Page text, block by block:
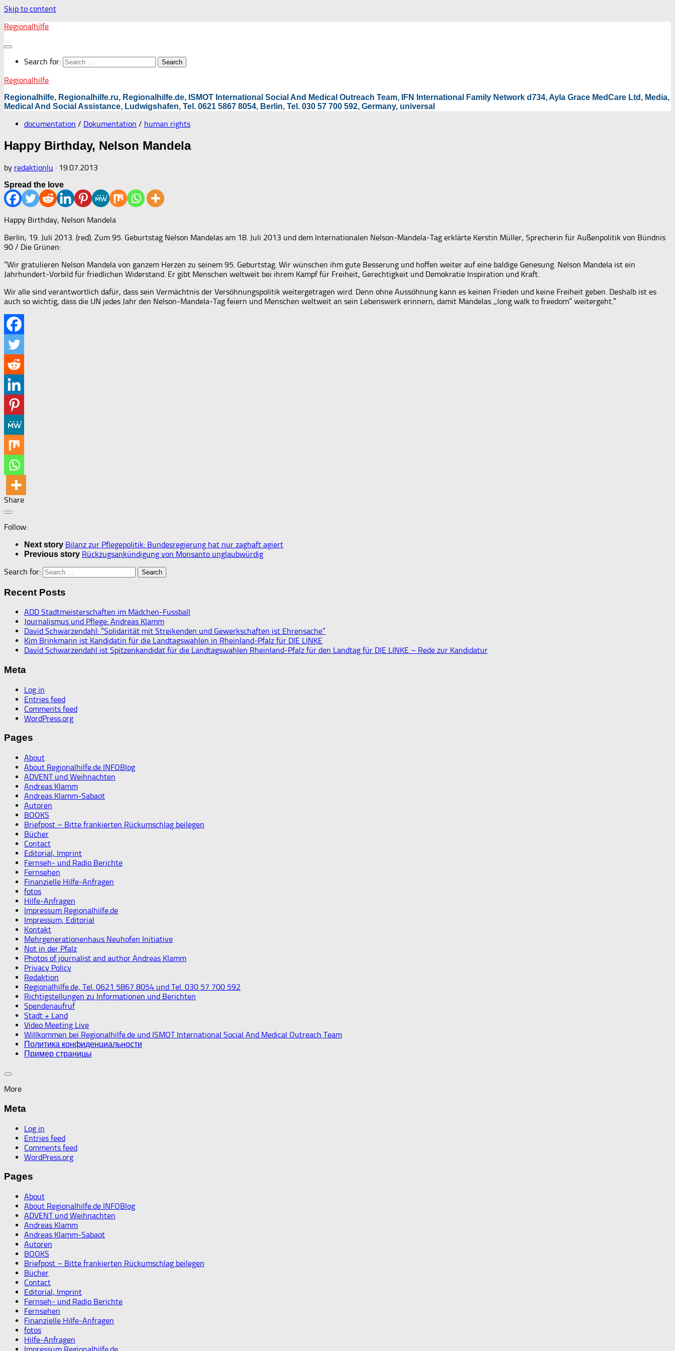
Skip to content
Regionalhilfe
Search for:
Regionalhilfe
Regionalhilfe, Regionalhilfe.ru, Regionalhilfe.de, ISMOT International Social And Medical Outreach Team, IFN International Family Network d734, Ayla Grace MedCare Ltd, Media,
Medical And Social Assistance, Ludwigshafen, Tel. 0621 5867 8054, Berlin, Tel. 030 57 700 592, Germany, universal
documentation / Dokumentation / human rights
Happy Birthday, Nelson Mandela
by redaktionlu · 19.07.2013
Spread the love
Happy Birthday, Nelson Mandela
Berlin, 19. Juli 2013. (red). Zum 95. Geburtstag Nelson Mandelas am 18. Juli 2013 und dem Internationalen Nelson-Mandela-Tag erklärte Kerstin Müller, Sprecherin für Außenpolitik von Bündnis
90 / Die Grünen:
“Wir gratulieren Nelson Mandela von ganzem Herzen zu seinem 95. Geburtstag. Wir wünschen ihm gute Besserung und hoffen weiter auf eine baldige Genesung. Nelson Mandela ist ein
Jahrhundert-Vorbild für friedlichen Widerstand. Er gibt Menschen weltweit bei ihrem Kampf für Freiheit, Gerechtigkeit und Demokratie Inspiration und Kraft.
Wir alle sind verantwortlich dafür, dass sein Vermächtnis der Versöhnungspolitik weitergetragen wird. Denn ohne Aussöhnung kann es keinen Frieden und keine Freiheit geben. Deshalb ist es
auch so wichtig, dass die UN jedes Jahr den Nelson-Mandela-Tag feiern und Menschen weltweit an sein Lebenswerk erinnern, damit Mandelas ,,long walk to freedom” weitergeht.”
Share
Follow:
Next story Bilanz zur Pflegepolitik: Bundesregierung hat nur zaghaft agiert
Previous story Rückzugsankündigung von Monsanto unglaubwürdig
Search for:
Recent Posts
ADD Stadtmeisterschaften im Mädchen-Fussball
Journalismus und Pflege: Andreas Klamm
David Schwarzendahl: “Solidarität mit Streikenden und Gewerkschaften ist Ehrensache”
Kim Brinkmann ist Kandidatin für die Landtagswahlen in Rheinland-Pfalz für DIE LINKE
David Schwarzendahl ist Spitzenkandidat für die Landtagswahlen Rheinland-Pfalz für den Landtag für DIE LINKE – Rede zur Kandidatur
Meta
Log in
Entries feed
Comments feed
WordPress.org
Pages
About
About Regionalhilfe.de INFOBlog
ADVENT und Weihnachten
Andreas Klamm
Andreas Klamm-Sabaot
Autoren
BOOKS
Briefpost – Bitte frankierten Rückumschlag beilegen
Bücher
Contact
Editorial, Imprint
Fernseh- und Radio Berichte
Fernsehen
Finanzielle Hilfe-Anfragen
fotos
Hilfe-Anfragen
Impressum Regionalhilfe.de
Impressum, Editorial
Kontakt
Mehrgenerationenhaus Neuhofen Initiative
Not in der Pfalz
Photos of journalist and author Andreas Klamm
Privacy Policy
Redaktion
Regionalhilfe.de, Tel. 0621 5867 8054 und Tel. 030 57 700 592
Richtigstellungen zu Informationen und Berichten
Spendenaufruf
Stadt + Land
Video Meeting Live
Willkommen bei Regionalhilfe.de und ISMOT International Social And Medical Outreach Team
Политика конфиденциальности
Пример страницы
More
Meta
Log in
Entries feed
Comments feed
WordPress.org
Pages
About
About Regionalhilfe.de INFOBlog
ADVENT und Weihnachten
Andreas Klamm
Andreas Klamm-Sabaot
Autoren
BOOKS
Briefpost – Bitte frankierten Rückumschlag beilegen
Bücher
Contact
Editorial, Imprint
Fernseh- und Radio Berichte
Fernsehen
Finanzielle Hilfe-Anfragen
fotos
Hilfe-Anfragen